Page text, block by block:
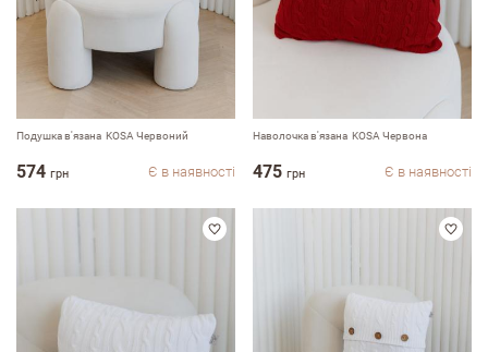
Подушка в'язана KOSA Червоний
574 грн Є в наявності
Наволочка в'язана KOSA Червона
475 грн Є в наявності